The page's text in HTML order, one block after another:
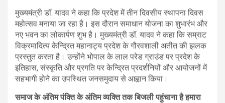
मुख्यमंत्री डॉ. यादव ने कहा कि प्रदेश में तीन दिवसीय स्थापना दिवस
महोत्सव मनाया जा रहा है। इस दौरान समाधान योजना का शुभारंभ और
नए भवन का लोकार्पण शुभ है। मुख्यमंत्री डॉ. यादव ने कहा कि सम्राट
विक्रमादित्य केन्द्रित महानाट्य प्रदेश के गौरवशाली अतीत की झलक
प्रस्तुत करता है। उन्होंने भोपाल के लाल परेड ग्राउंड पर प्रदेश के
इतिहास, संस्कृति और प्रगति पर केन्द्रित प्रदर्शनियों और आयोजनों में
सहभागी होने का उपस्थित जनसमुदाय से आह्वान किया।
समाज के अंतिम पंक्ति के अंतिम व्यक्ति तक बिजली पहुंचाना है हमारा